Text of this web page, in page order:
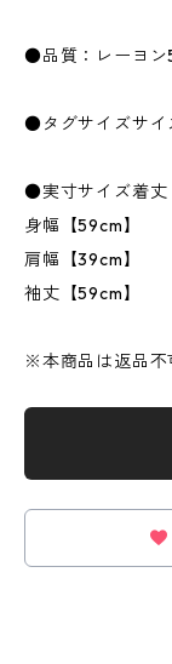
●品質：レーヨ
●タグサイズサイ
●実寸サイズ着丈
身幅【59cm】
肩幅【39cm】
袖丈【59cm】
※本商品は返品不